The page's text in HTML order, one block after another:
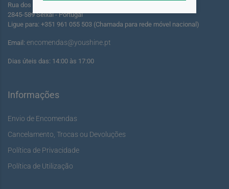
Rua dos Foros Amora 220 A-B
2845-589 Seixal - Portugal
Ligue para: +351 961 055 503 (Chamada para rede móvel nacional)
Email: encomendas@youshine.pt
Dias úteis das: 14:00 às 17:00
Informações
Envio de Encomendas
Cancelamento, Trocas ou Devoluções
Política de Privacidade
Política de Utilização